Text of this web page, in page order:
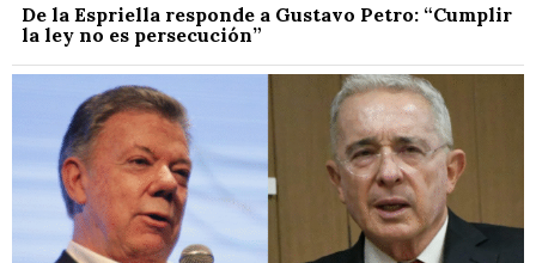
De la Espriella responde a Gustavo Petro: “Cumplir
la ley no es persecución”